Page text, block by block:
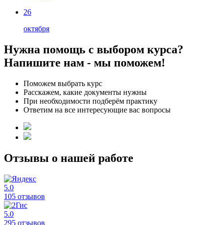
26
октября
Нужна помощь с выбором курса?
Напишите нам - мы поможем!
Поможем выбрать курс
Расскажем, какие документы нужны
При необходимости подберём практику
Ответим на все интересующие вас вопросы
Отзывы о нашей работе
5.0
105 отзывов
5.0
295 отзывов